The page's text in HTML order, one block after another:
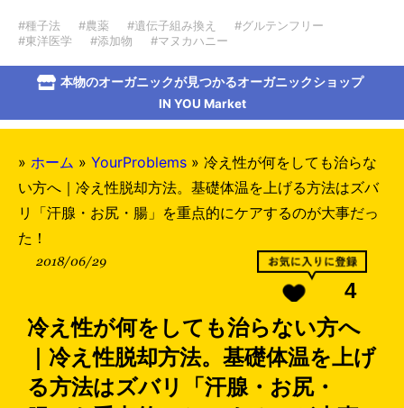
#種子法 #農薬 #遺伝子組み換え
#グルテンフリー
#東洋医学
#添加物 #マヌカハニー
本物のオーガニックが見つかるオーガニックショップ
IN YOU Market
» ホーム » YourProblems » 冷え性が何をしても治らな
い方へ｜冷え性脱却方法。基礎体温を上げる方法はズバ
リ「汗腺・お尻・腸」を重点的にケアするのが大事だっ
た！
2018/06/29
4
冷え性が何をしても治らない方へ
｜冷え性脱却方法。基礎体温を上げ
る方法はズバリ「汗腺・お尻・